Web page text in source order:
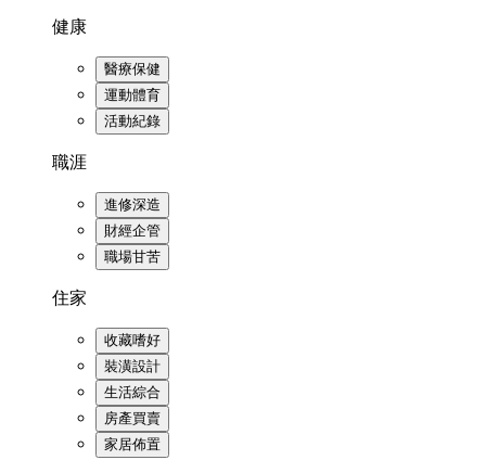
健康
醫療保健
運動體育
活動紀錄
職涯
進修深造
財經企管
職場甘苦
住家
收藏嗜好
裝潢設計
生活綜合
房產買賣
家居佈置